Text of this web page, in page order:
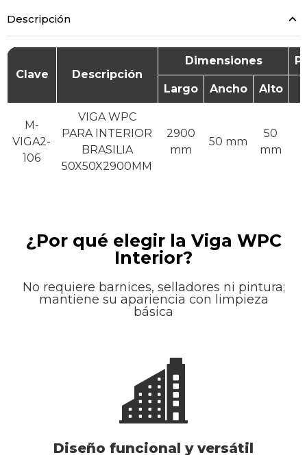
Descripción
Clave Descripción
Dimensiones
Largo Ancho Alto
M-
VIGA2-
106
VIGA WPC
PARA INTERIOR
BRASILIA
50X50X2900MM
2900
mm
50 mm
50
mm
¿Por qué elegir la Viga WPC
Interior?
No requiere barnices, selladores ni pintura;
mantiene su apariencia con limpieza
básica
Diseño funcional y versátil